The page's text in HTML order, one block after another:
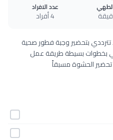
عدد الافراد
4 أفراد
بتحضير وجبة فطور صحية
بخطوات بسيطة طريقة عمل
الحشوة مسبقاً